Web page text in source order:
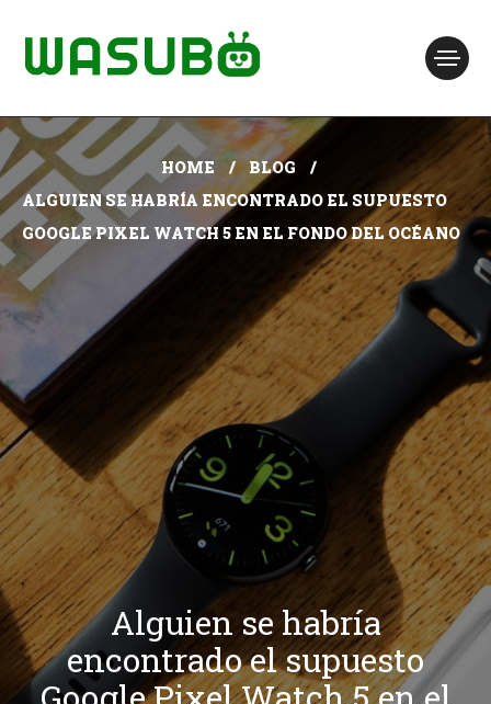
HOME
BLOG
ALGUIEN SE HABRÍA ENCONTRADO EL SUPUESTO
GOOGLE PIXEL WATCH 5 EN EL FONDO DEL OCÉANO
Alguien se habría
encontrado el supuesto